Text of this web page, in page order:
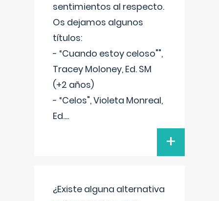
sentimientos al respecto.
Os dejamos algunos
títulos:
- “Cuando estoy celoso"",
Tracey Moloney, Ed. SM
(+2 años)
- “Celos", Violeta Monreal,
Ed....
+
¿Existe alguna alternativa